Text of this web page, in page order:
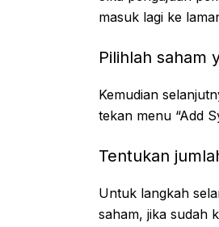
masuk lagi ke
Pilihlah saham
Kemudian
tekan menu “Add
Tentukan
Untuk langkah
saham, jika sudah